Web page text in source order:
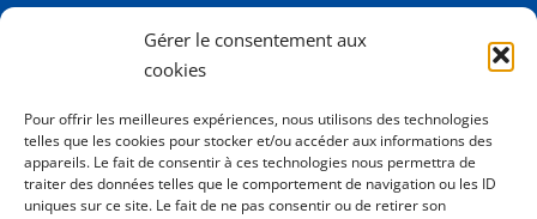
Gérer le consentement aux
cookies
Pour offrir les meilleures expériences, nous utilisons des technologies
telles que les cookies pour stocker et/ou accéder aux informations des
appareils. Le fait de consentir à ces technologies nous permettra de
traiter des données telles que le comportement de navigation ou les ID
uniques sur ce site. Le fait de ne pas consentir ou de retirer son
2 Rue Dame Pernette
Horaires
Lundi de 8h15 à 12h
Mardi de 8h15 à 12h
Mercredi 8h15 à 12h